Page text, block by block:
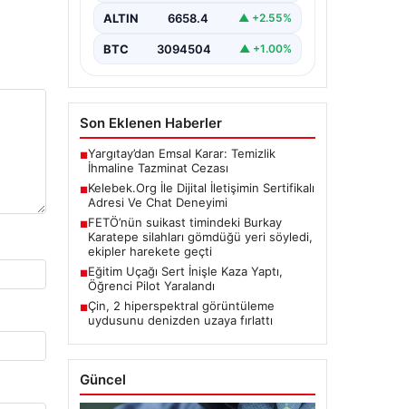
Günümüzde…
ALTIN 6658.4 ▲ +2.55%
BTC 3094504 ▲ +1.00%
Son Eklenen Haberler
■Yargıtay’dan Emsal Karar: Temizlik
İhmaline Tazminat Cezası
■Kelebek.Org İle Dijital İletişimin Sertifikalı
Adresi Ve Chat Deneyimi
■FETÖ’nün suikast timindeki Burkay
Karatepe silahları gömdüğü yeri söyledi,
ekipler harekete geçti
■Eğitim Uçağı Sert İnişle Kaza Yaptı,
Öğrenci Pilot Yaralandı
■Çin, 2 hiperspektral görüntüleme
uydusunu denizden uzaya fırlattı
Güncel